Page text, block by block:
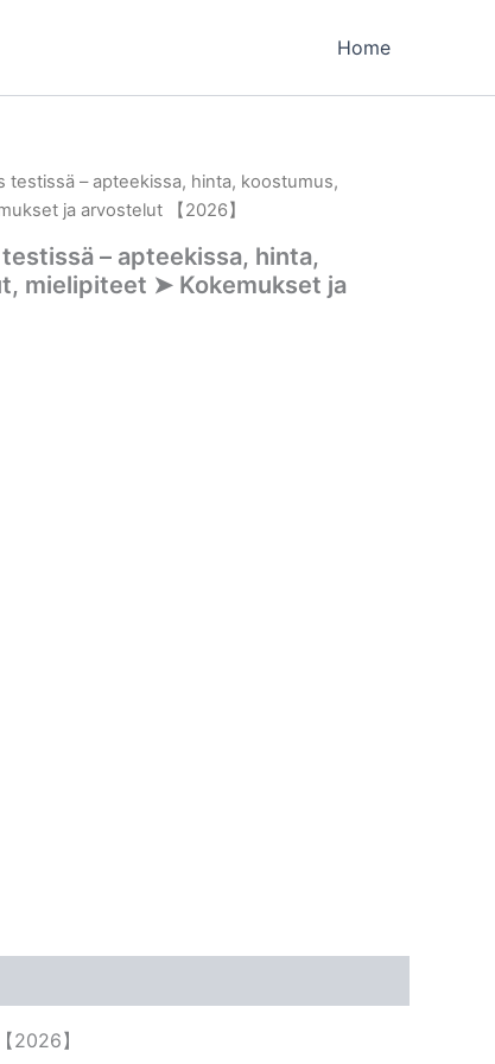
Home
testissä – apteekissa, hinta, koostumus,
ja arvostelut 【2026】
– apteekissa, hinta,
mielipiteet ➤ Kokemukset ja
】